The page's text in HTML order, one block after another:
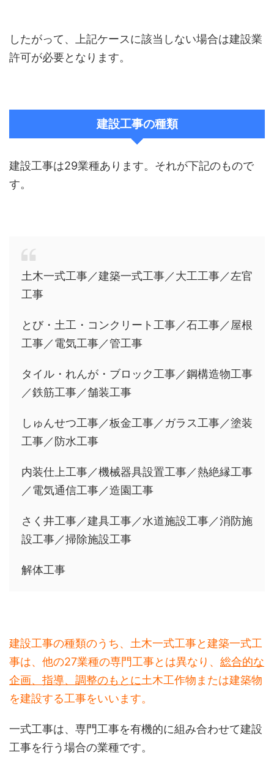
したがって、上記ケースに該当しない場合は建設業
許可が必要となります。
建設工事の種類
建設工事は29業種あります。それが下記のもので
す。
土木一式工事／建築一式工事／大工工事／左官
工事
とび・土工・コンクリート工事／石工事／屋根
工事／電気工事／管工事
タイル・れんが・ブロック工事／鋼構造物工事
／鉄筋工事／舗装工事
しゅんせつ工事／板金工事／ガラス工事／塗装
工事／防水工事
内装仕上工事／機械器具設置工事／熱絶縁工事
／電気通信工事／造園工事
さく井工事／建具工事／水道施設工事／消防施
設工事／掃除施設工事
解体工事
建設工事の種類のうち、土木一式工事と建築一式工
事は、他の27業種の専門工事とは異なり、 総合的な
企画、指導、調整のもとに土木工作物または建築物
を建設する工事をいいます。
一式工事は、専門工事を有機的に組み合わせて建設
工事を行う場合の業種です。